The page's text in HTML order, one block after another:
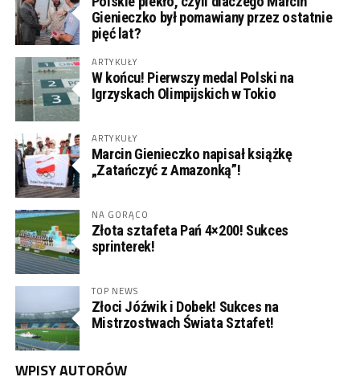
Gienieczko był pomawiany przez ostatnie
pięć lat?
ARTYKUŁY
W końcu! Pierwszy medal Polski na
Igrzyskach Olimpijskich w Tokio
ARTYKUŁY
Marcin Gienieczko napisał książkę
„Zatańczyć z Amazonką”!
NA GORĄCO
Złota sztafeta Pań 4×200! Sukces
sprinterek!
TOP NEWS
Złoci Jóźwik i Dobek! Sukces na
Mistrzostwach Świata Sztafet!
WPISY AUTORÓW